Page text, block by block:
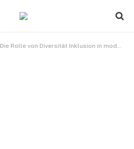
Die Rolle von Diversität Inklusion in modernen Unternehmen